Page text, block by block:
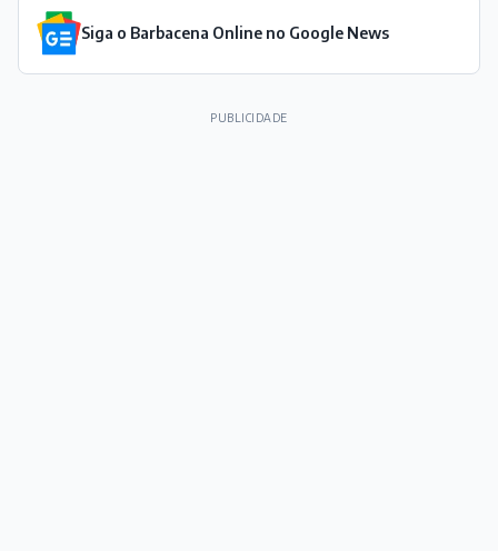
Siga o Barbacena Online no Google News
PUBLICIDADE